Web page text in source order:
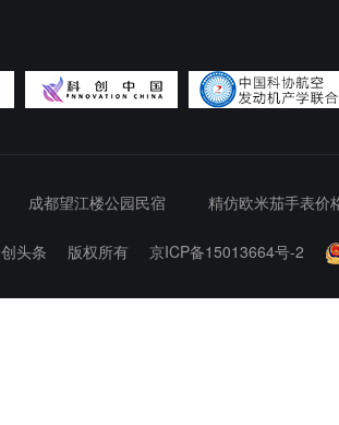
成都望江楼公园民宿 精仿欧米茄手表价
创头条 版权所有 京ICP备15013664号-2